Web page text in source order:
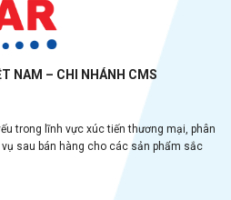
NAM – CHI NHÁNH CMS
trong lĩnh vực xúc tiến thương mại, phân
sau bán hàng cho các sản phẩm sắc